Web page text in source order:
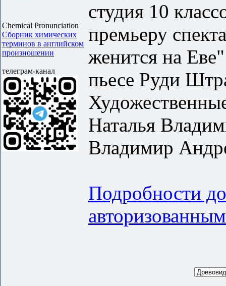
Chemical Pronunciation
Сборник химических
терминов в английском
произношении
телеграм-канал
студия 10
премьеру
женится на
пьесе Руди
Наталья
Владимир
Подробности